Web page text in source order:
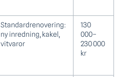
Standardrenovering:
ny inredning, kakel,
vitvaror
130
000–
230 000
kr